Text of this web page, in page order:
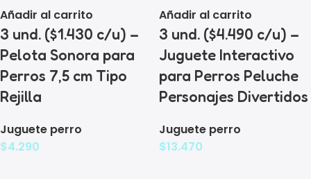
Añadir al carrito
3 und. ($1.430 c/u) –
Pelota Sonora para
Perros 7,5 cm Tipo
Rejilla
Juguete perro
$4.290
Añadir al carrito
3 und. ($4.490 c/u) –
Juguete Interactivo
para Perros Peluche
Personajes Divertidos
Juguete perro
$13.470